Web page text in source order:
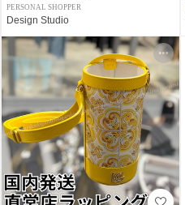
PERSONAL SHOPPER
Design Studio